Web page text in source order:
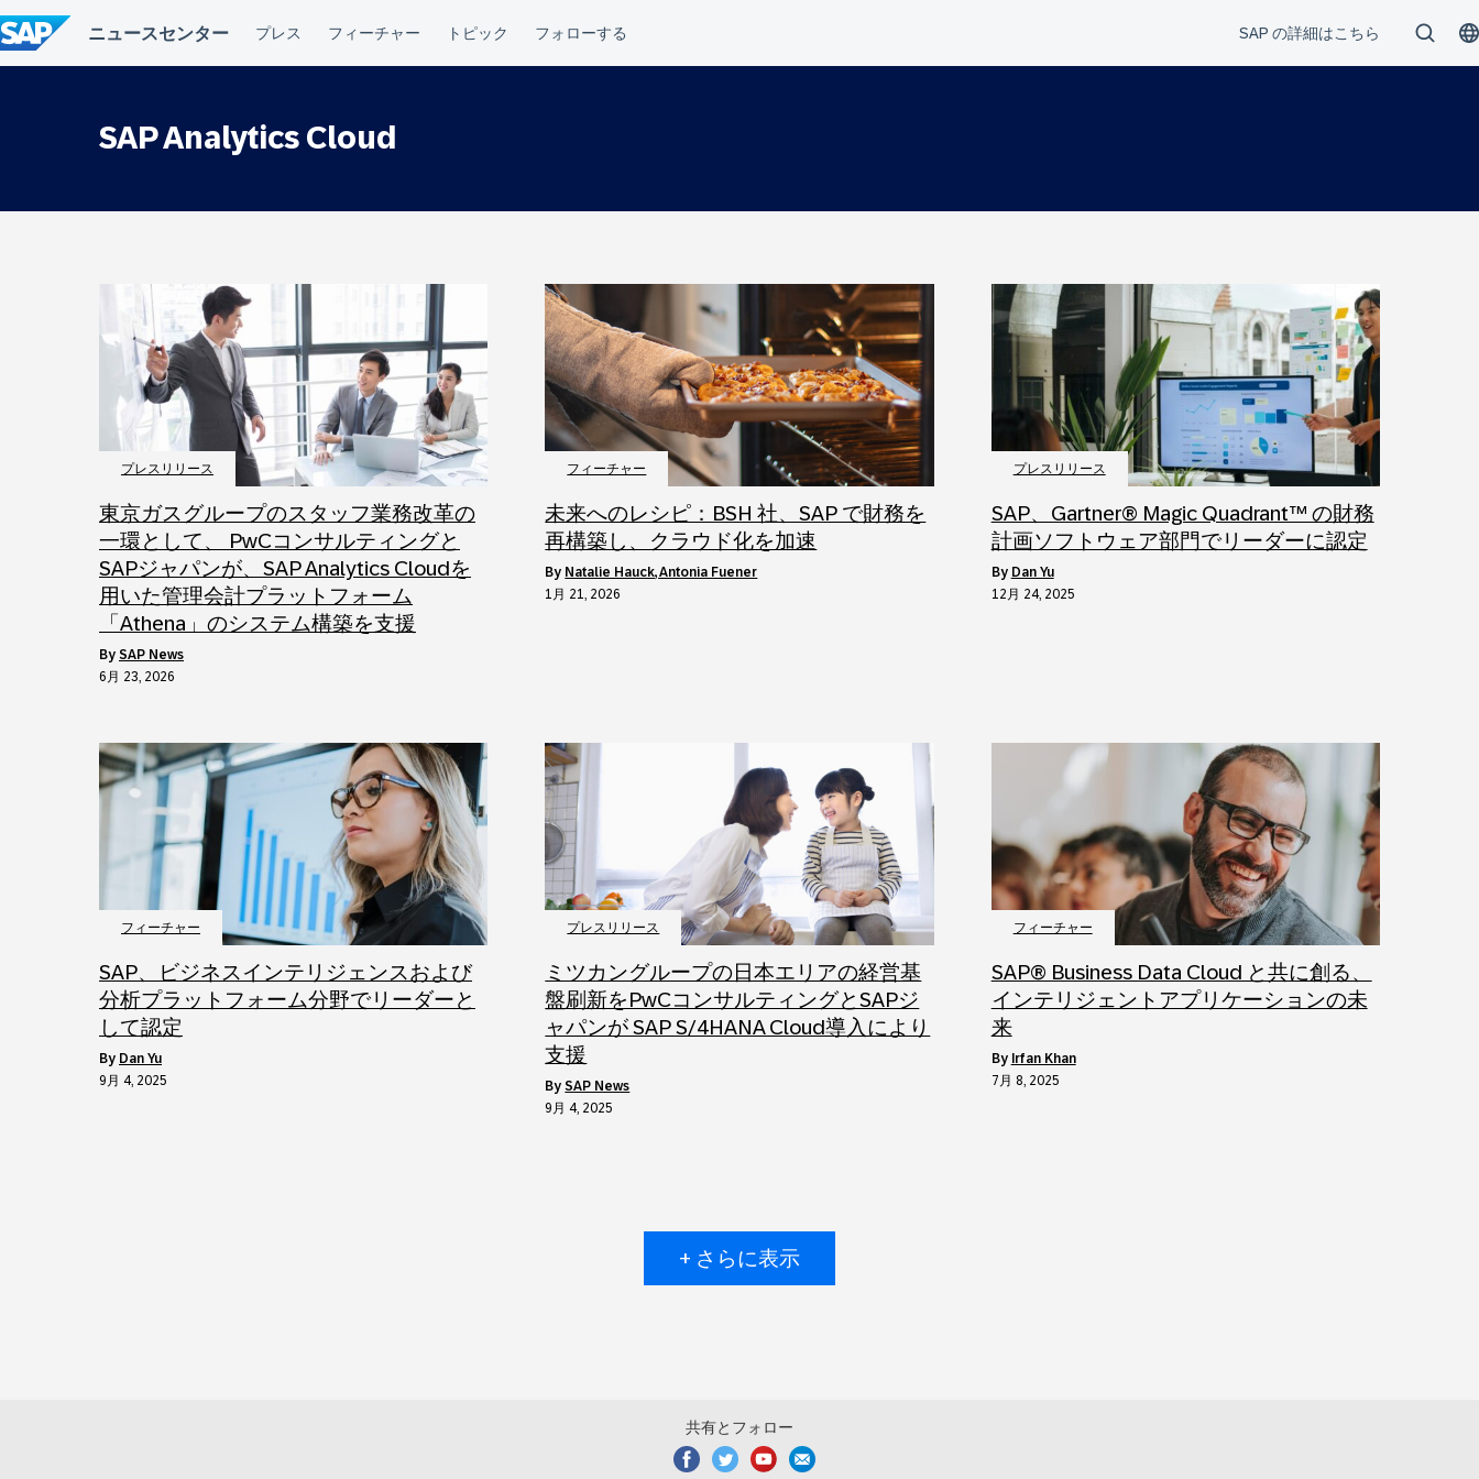
ン
テ
ン
SAP Analytics Cloud
プレスリリース
東京ガスグループのスタッフ業務改革の
一環として、 PwCコンサルティングと
SAPジャパンが、SAP Analytics Cloudを
用いた管理会計プラットフォーム
「Athena」のシステム構築を支援
by SAP News
6月 23, 2026
フィーチャー
未来へのレシピ：BSH 社、SAP で財務を
再構築し、クラウド化を加速
by Natalie Hauck, Antonia Fuener
1月 21, 2026
プレスリリース
SAP、Gartner® Magic Quadrant™ の財務
計画ソフトウェア部門でリーダーに認定
by Dan Yu
12月 24, 2025
フィーチャー
SAP、ビジネスインテリジェンスおよび
分析プラットフォーム分野でリーダーと
して認定
by Dan Yu
9月 4, 2025
プレスリリース
ミツカングループの日本エリアの経営基
盤刷新をPwCコンサルティングとSAPジ
ャパンが SAP S/4HANA Cloud導入により
支援
bySAP News
9月 4, 2025
フィーチャー
SAP® Business Data Cloud と共に創る、
インテリジェントアプリケーションの未
来
by Irfan Khan
7月 8, 2025
+ さらに表示
共有とフォロー